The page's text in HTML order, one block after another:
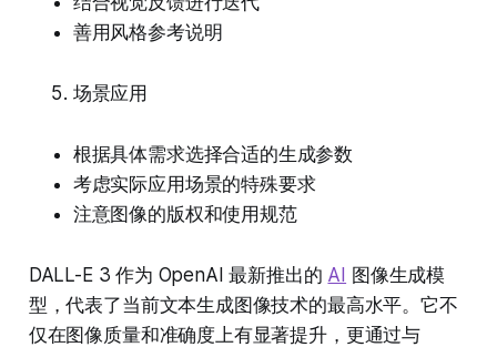
善用风格参考说明
场景应用
根据具体需求选择合适的生成参数
考虑实际应用场景的特殊要求
注意图像的版权和使用规范
DALL-E 3 作为 OpenAI 最新推出的 AI
图像生成模
型，代表了当前文本生成图像技术的最高水平。它不
仅在图像质量和准确度上有显著提升，更通过与